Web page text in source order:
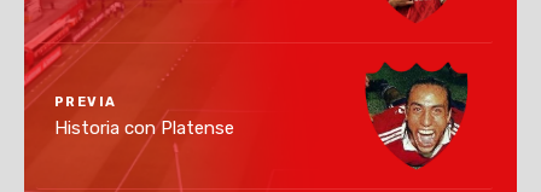
PREVIA
Historia con Platense